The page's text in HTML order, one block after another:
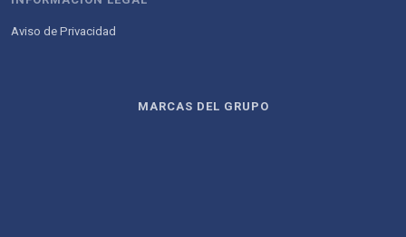
Aviso de Privacidad
MARCAS DEL GRUPO